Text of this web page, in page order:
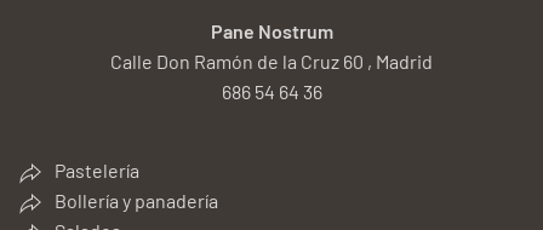
Pane Nostrum
Calle Don Ramón de la Cruz 60 , Madrid
686 54 64 36
Pastelería
Bollería y panadería